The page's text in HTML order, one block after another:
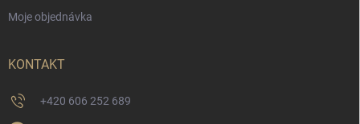
Moje objednávka
KONTAKT
+420 606 252 689